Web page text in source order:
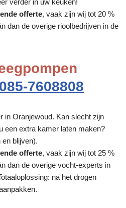
offerte, vaak zijn wij tot 20 %
dan de overige rioolbedrijven in de
085-7608808
in Oranjewoud. Kan slecht zijn
een extra kamer laten maken?
en blijven).
offerte, vaak zijn wij tot 25 %
dan de overige vocht-experts in
na het drogen